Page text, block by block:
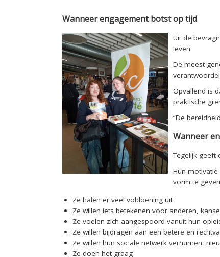
Wanneer engagement botst op tijd
Uit de
leven.
De meest
Opvallend is
praktische
“De
Wanneer
Tegelijk geeft
Hun
vorm te
Ze halen er veel voldoening uit
Ze willen iets betekenen voor anderen,
Ze voelen zich aangespoord vanuit hun
Ze willen bijdragen aan een betere en
Ze willen hun sociale netwerk verruimen,
Ze doen het graag